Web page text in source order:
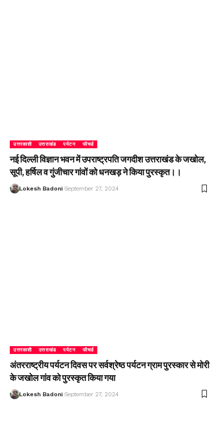
उत्तरकाशी उत्तराखंड पर्यटन फीचर्ड
नई दिल्ली विज्ञान भवन में उपराष्ट्रपति जगदीश उत्तराखंड के जखोल,
सूपी, हर्षिल व गुंजीचार गांवों को धनखड़ ने किया पुरस्कृत।।
Lokesh Badoni September 27, 2024
उत्तरकाशी उत्तराखंड पर्यटन फीचर्ड
अंतरराष्ट्रीय पर्यटन दिवस पर सर्वश्रेष्ठ पर्यटन ग्राम पुरस्कार से मोरी
के जखोल गांव को पुरस्कृत किया गया
Lokesh Badoni September 27, 2024